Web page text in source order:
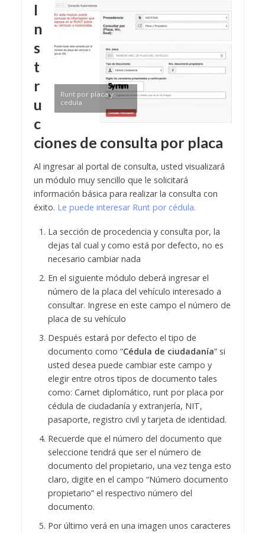
Runt por placa y
cedula
I
n
s
t
r
u
c
ciones de consulta por placa
Al ingresar al portal de consulta, usted visualizará
un módulo muy sencillo que le solicitará
información básica para realizar la consulta con
éxito. Le puede interesar Runt por cédula.
La sección de procedencia y consulta por, la
dejas tal cual y como está por defecto, no es
necesario cambiar nada
En el siguiente módulo deberá ingresar el
número de la placa del vehículo interesado a
consultar. Ingrese en este campo el número de
placa de su vehículo
Después estará por defecto el tipo de
documento como “Cédula de ciudadanía” si
usted desea puede cambiar este campo y
elegir entre otros tipos de documento tales
como: Carnet diplomático, runt por placa por
cédula de ciudadanía y extranjería, NIT,
pasaporte, registro civil y tarjeta de identidad.
Recuerde que el número del documento que
seleccione tendrá que ser el número de
documento del propietario, una vez tenga esto
claro, digite en el campo “Número documento
propietario” el respectivo número del
documento.
Por último verá en una imagen unos caracteres